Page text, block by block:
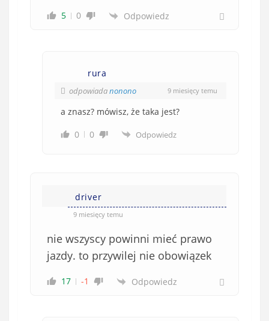
5 0 Odpowiedz
rura
odpowiadanonono 9 miesięcy temu
a znasz? mówisz, że taka jest?
0
0 Odpowiedz
driver
9 miesięcy temu
nie wszyscy powinni mieć prawo
jazdy. to przywilej nie obowiązek
17 -1 Odpowiedz